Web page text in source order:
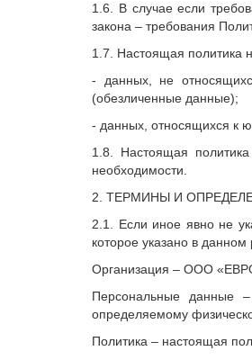
1.6. В случае если
закона – требования
1.7. Настоящая политика
- данных, не
(обезличенные данные);
- данных, относящихся к
1.8. Настоящая
необходимости.
2. ТЕРМИНЫ И
2.1. Если иное явно не
которое указано в данном
Организация – ООО
Персональные данные
определяемому
Политика – настоящая